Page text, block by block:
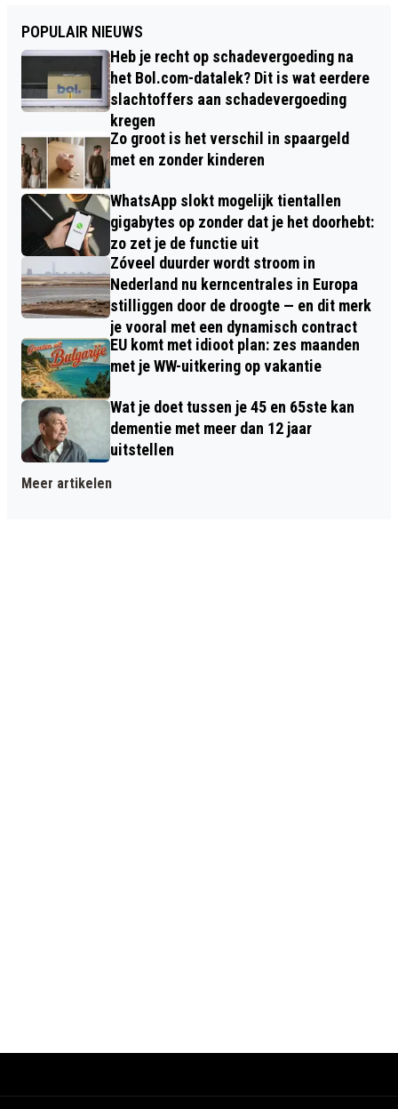
POPULAIR NIEUWS
Heb je recht op schadevergoeding na
het Bol.com-datalek? Dit is wat eerdere
slachtoffers aan schadevergoeding
kregen
Zo groot is het verschil in spaargeld
met en zonder kinderen
WhatsApp slokt mogelijk tientallen
gigabytes op zonder dat je het doorhebt:
zo zet je de functie uit
Zóveel duurder wordt stroom in
Nederland nu kerncentrales in Europa
stilliggen door de droogte — en dit merk
je vooral met een dynamisch contract
EU komt met idioot plan: zes maanden
met je WW-uitkering op vakantie
Wat je doet tussen je 45 en 65ste kan
dementie met meer dan 12 jaar
uitstellen
Meer artikelen